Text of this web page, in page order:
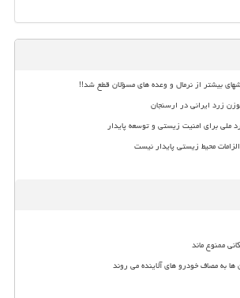
بیشتر از نرمال و وعده های مسؤلان قطع شد!!
زرد ایرانی در ارسنجان
ملی برای امنیت زیستی و توسعه پایدار
محیط زیستی پایدار نیست
ممنوع ماند
به مصاف خودرو های آلاینده می روند